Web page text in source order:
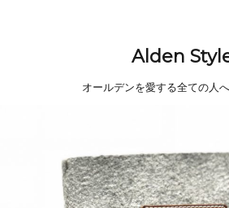
Alden
オールデンを愛する全ての人